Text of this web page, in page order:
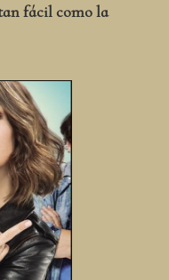
fácil como la